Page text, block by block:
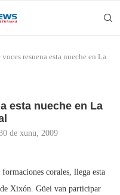
voces resuena esta nueche en La
esta nueche en La
de xunu, 2009
formaciones corales, llega esta
Xixón. Güei van participar